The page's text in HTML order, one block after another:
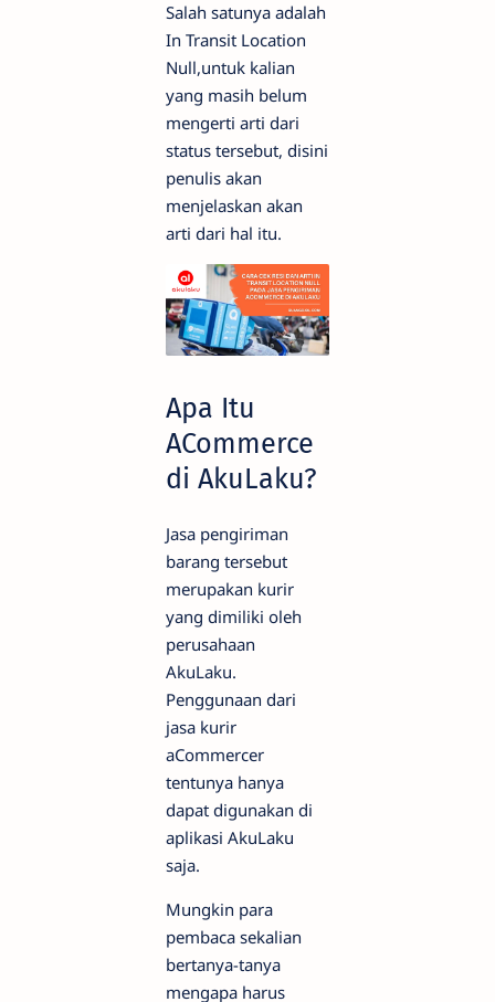
Salah satunya adalah
In Transit Location
Null,untuk kalian
yang masih belum
mengerti arti dari
status tersebut, disini
penulis akan
menjelaskan akan
arti dari hal itu.
Apa Itu
ACommerce
di AkuLaku?
Jasa pengiriman
barang tersebut
merupakan kurir
yang dimiliki oleh
perusahaan
AkuLaku.
Penggunaan dari
jasa kurir
aCommercer
tentunya hanya
dapat digunakan di
aplikasi AkuLaku
saja.
Mungkin para
pembaca sekalian
bertanya-tanya
mengapa harus